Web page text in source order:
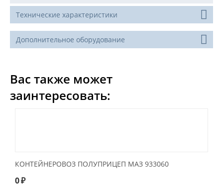
Технические характеристики
Дополнительное оборудование
Вас также может
заинтересовать:
КОНТЕЙНЕРОВОЗ ПОЛУПРИЦЕП МАЗ 933060
0₽